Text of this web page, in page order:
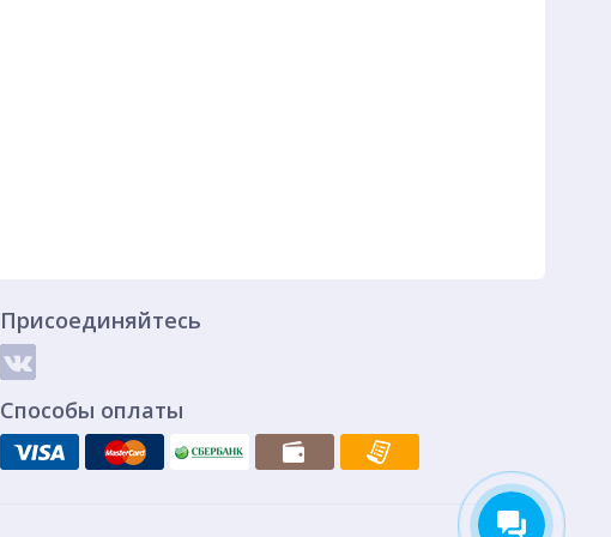
Присоединяйтесь
Способы оплаты